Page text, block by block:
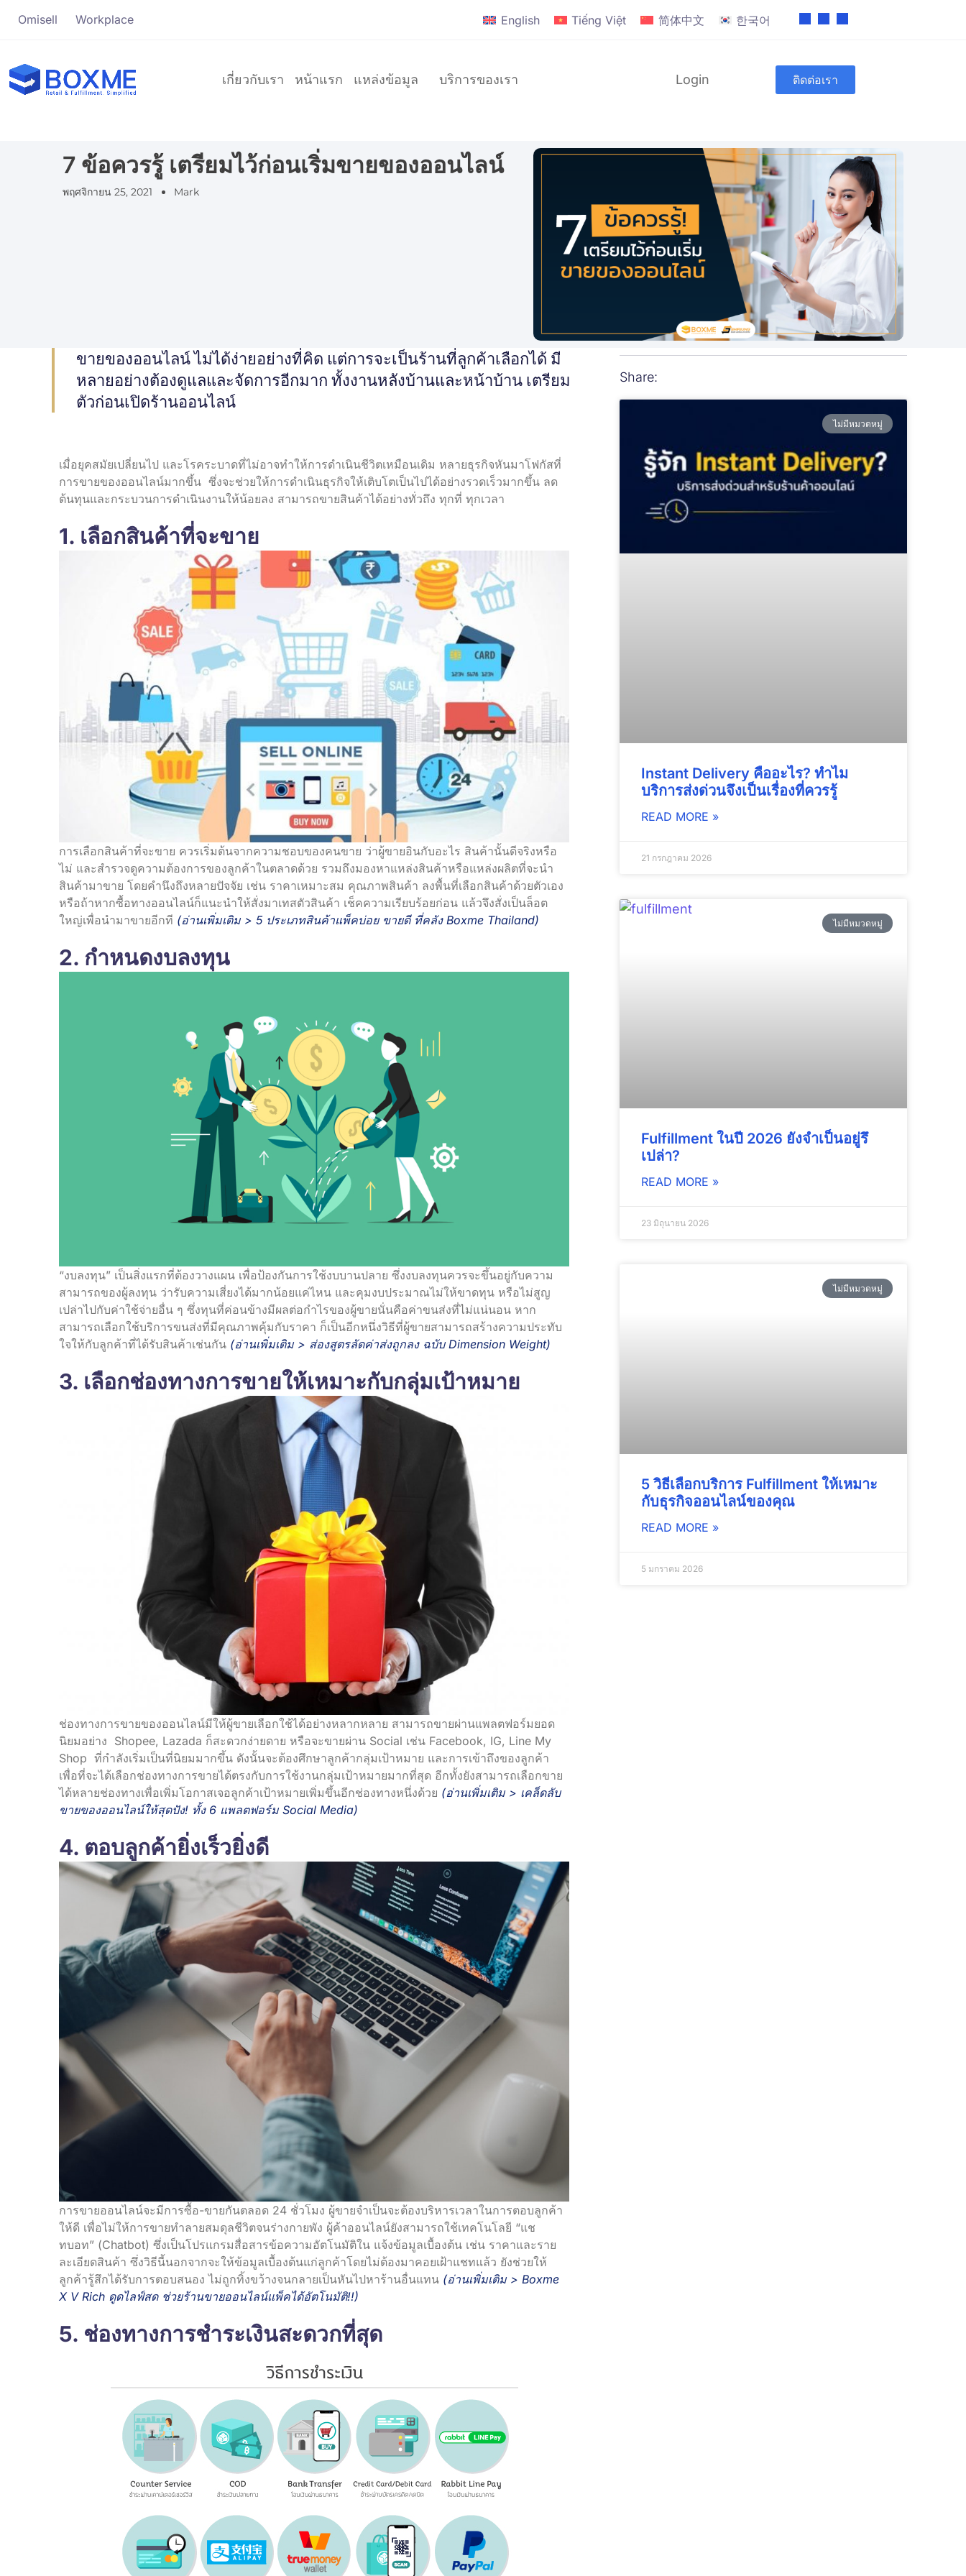
Omisell Workplace English Tiếng Việt 简体中文 한국어
เกี่ยวกับเรา หน้าแรก แหล่งข้อมูล บริการของเรา Login ติดต่อเรา
7 ข้อควรรู้ เตรียมไว้ก่อนเริ่มขายของออนไลน์
พฤศจิกายน 25, 2021 Mark
ขายของออนไลน์ ไม่ได้ง่ายอย่างที่คิด แต่การจะเป็นร้านที่ลูกค้าเลือกได้ มี
หลายอย่างต้องดูแลและจัดการอีกมาก ทั้งงานหลังบ้านและหน้าบ้าน เตรียม
ตัวก่อนเปิดร้านออนไลน์
เมื่อยุคสมัยเปลี่ยนไป และโรคระบาดที่ไม่อาจทำให้การดำเนินชีวิตเหมือนเดิม หลายธุรกิจหันมาโฟกัสที่
การขายของออนไลน์มากขึ้น ซึ่งจะช่วยให้การดำเนินธุรกิจให้เติบโตเป็นไปได้อย่างรวดเร็วมากขึ้น ลด
ต้นทุนและกระบวนการดำเนินงานให้น้อยลง สามารถขายสินค้าได้อย่างทั่วถึง ทุกที่ ทุกเวลา
1. เลือกสินค้าที่จะขาย
การเลือกสินค้าที่จะขาย ควรเริ่มต้นจากความชอบของคนขาย ว่าผู้ขายอินกับอะไร สินค้านั้นดีจริงหรือ
ไม่ และสำรวจดูความต้องการของลูกค้าในตลาดด้วย รวมถึงมองหาแหล่งสินค้าหรือแหล่งผลิตที่จะนำ
สินค้ามาขาย โดยคำนึงถึงหลายปัจจัย เช่น ราคาเหมาะสม คุณภาพสินค้า ลงพื้นที่เลือกสินค้าด้วยตัวเอง
หรือถ้าหากซื้อทางออนไลน์ก็แนะนำให้สั่งมาเทสตัวสินค้า เช็คความเรียบร้อยก่อน แล้วจึงสั่งเป็นล็อต
ใหญ่เพื่อนำมาขายอีกที (อ่านเพิ่มเติม > 5 ประเภทสินค้าแพ็คบ่อย ขายดี ที่คลัง Boxme Thailand)
2. กำหนดงบลงทุน
“งบลงทุน” เป็นสิ่งแรกที่ต้องวางแผน เพื่อป้องกันการใช้งบบานปลาย ซึ่งงบลงทุนควรจะขึ้นอยู่กับความ
สามารถของผู้ลงทุน ว่ารับความเสี่ยงได้มากน้อยแค่ไหน และคุมงบประมาณไม่ให้ขาดทุน หรือไม่สูญ
เปล่าไปกับค่าใช้จ่ายอื่น ๆ ซึ่งทุนที่ค่อนข้างมีผลต่อกำไรของผู้ขายนั่นคือค่าขนส่งที่ไม่แน่นอน หาก
สามารถเลือกใช้บริการขนส่งที่มีคุณภาพคุ้มกับราคา ก็เป็นอีกหนึ่งวิธีที่ผู้ขายสามารถสร้างความประทับ
ใจให้กับลูกค้าที่ได้รับสินค้าเช่นกัน (อ่านเพิ่มเติม > ส่องสูตรลัดค่าส่งถูกลง ฉบับ Dimension Weight)
3. เลือกช่องทางการขายให้เหมาะกับกลุ่มเป้าหมาย
ช่องทางการขายของออนไลน์มีให้ผู้ขายเลือกใช้ได้อย่างหลากหลาย สามารถขายผ่านแพลตฟอร์มยอด
นิยมอย่าง Shopee, Lazada ก็สะดวกง่ายดาย หรือจะขายผ่าน Social เช่น Facebook, IG, Line My
Shop ที่กำลังเริ่มเป็นที่นิยมมากขึ้น ดังนั้นจะต้องศึกษาลูกค้ากลุ่มเป้าหมาย และการเข้าถึงของลูกค้า
เพื่อที่จะได้เลือกช่องทางการขายได้ตรงกับการใช้งานกลุ่มเป้าหมายมากที่สุด อีกทั้งยังสามารถเลือกขาย
ได้หลายช่องทางเพื่อเพิ่มโอกาสเจอลูกค้าเป้าหมายเพิ่มขึ้นอีกช่องทางหนึ่งด้วย (อ่านเพิ่มเติม > เคล็ดลับ
ขายของออนไลน์ให้สุดปัง! ทั้ง 6 แพลตฟอร์ม Social Media)
4. ตอบลูกค้ายิ่งเร็วยิ่งดี
การขายออนไลน์จะมีการซื้อ-ขายกันตลอด 24 ชั่วโมง ผู้ขายจำเป็นจะต้องบริหารเวลาในการตอบลูกค้า
ให้ดี เพื่อไม่ให้การขายทำลายสมดุลชีวิตจนร่างกายพัง ผู้ค้าออนไลน์ยังสามารถใช้เทคโนโลยี “แช
ทบอท” (Chatbot) ซึ่งเป็นโปรแกรมสื่อสารข้อความอัตโนมัติใน แจ้งข้อมูลเบื้องต้น เช่น ราคาและราย
ละเอียดสินค้า ซึ่งวิธีนี้นอกจากจะให้ข้อมูลเบื้องต้นแก่ลูกค้าโดยไม่ต้องมาคอยเฝ้าแชทแล้ว ยังช่วยให้
ลูกค้ารู้สึกได้รับการตอบสนอง ไม่ถูกทิ้งขว้างจนกลายเป็นหันไปหาร้านอื่นแทน (อ่านเพิ่มเติม > Boxme
X V Rich ดูดไลฟ์สด ช่วยร้านขายออนไลน์แพ็คได้อัตโนมัติ!!)
5. ช่องทางการชำระเงินสะดวกที่สุด
Share:
ไม่มีหมวดหมู่
Instant Delivery คืออะไร? ทำไม
บริการส่งด่วนจึงเป็นเรื่องที่ควรรู้
READ MORE »
21 กรกฎาคม 2026
ไม่มีหมวดหมู่
Fulfillment ในปี 2026 ยังจำเป็นอยู่รึ
เปล่า?
READ MORE »
23 มิถุนายน 2026
ไม่มีหมวดหมู่
5 วิธีเลือกบริการ Fulfillment ให้เหมาะ
กับธุรกิจออนไลน์ของคุณ
READ MORE »
5 มกราคม 2026